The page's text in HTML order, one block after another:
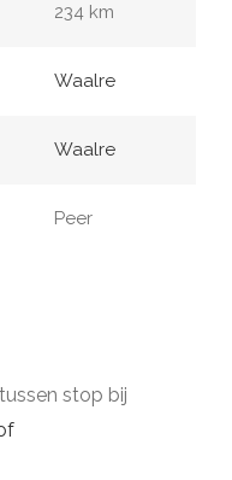
234 km
Waalre
Waalre
Peer
stop bij